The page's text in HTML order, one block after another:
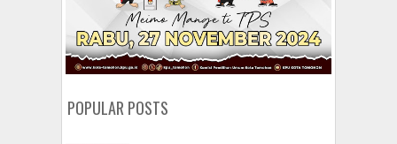
POPULAR POSTS